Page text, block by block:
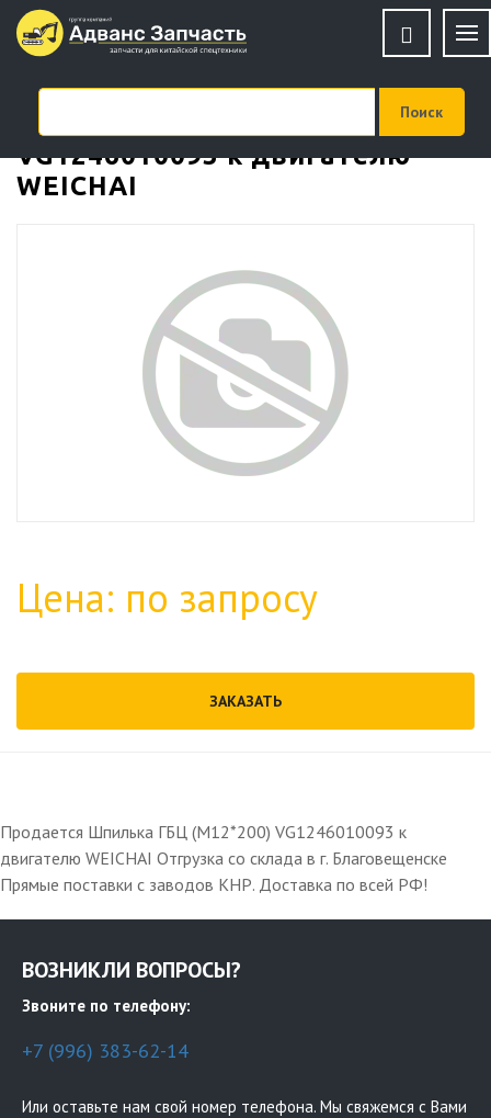
Шпилька ГБЦ (M12*200)
VG1246010093 к двигателю
WEICHAI
Цена: по запросу
ЗАКАЗАТЬ
Продается Шпилька ГБЦ (M12*200) VG1246010093 к
двигателю WEICHAI Отгрузка со склада в г. Благовещенске
Прямые поставки с заводов КНР. Доставка по всей РФ!
ВОЗНИКЛИ ВОПРОСЫ?
Звоните по телефону:
+7 (996) 383-62-14
Или оставьте нам свой номер телефона. Мы свяжемся с Вами